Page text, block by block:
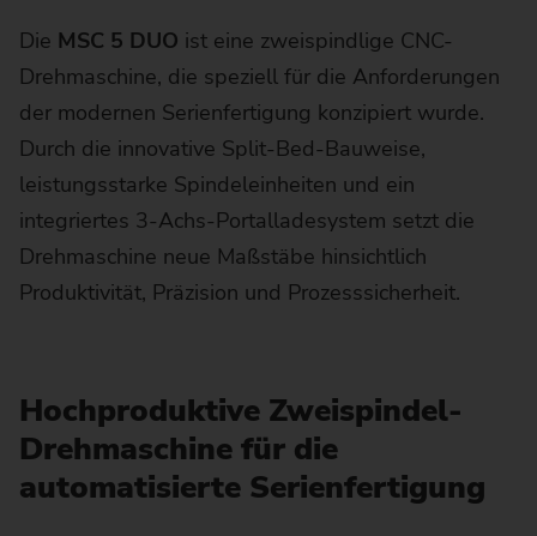
Die MSC 5 DUO ist eine zweispindlige CNC-
Drehmaschine, die speziell für die Anforderungen
der modernen Serienfertigung konzipiert wurde.
Durch die innovative Split-Bed-Bauweise,
leistungsstarke Spindeleinheiten und ein
integriertes 3-Achs-Portalladesystem setzt die
Drehmaschine neue Maßstäbe hinsichtlich
Produktivität, Präzision und Prozesssicherheit.
Hochproduktive Zweispindel-
Drehmaschine für die
automatisierte Serienfertigung